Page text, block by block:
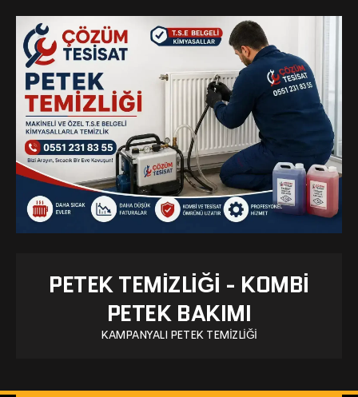
PETEK TEMIZLIĞI - KOMBI
PETEK BAKIMI
KAMPANYALI PETEK TEMIZLIĞI